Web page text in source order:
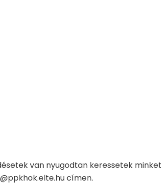
van nyugodtan keressetek minket
címen.